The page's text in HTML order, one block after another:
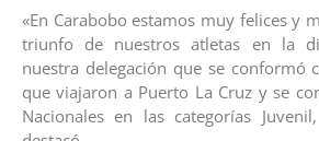
«En Carabobo estamos muy felices y
triunfo de nuestros atletas en la
nuestra delegación que se conformó
que viajaron a Puerto La Cruz y se
Nacionales en las categorías